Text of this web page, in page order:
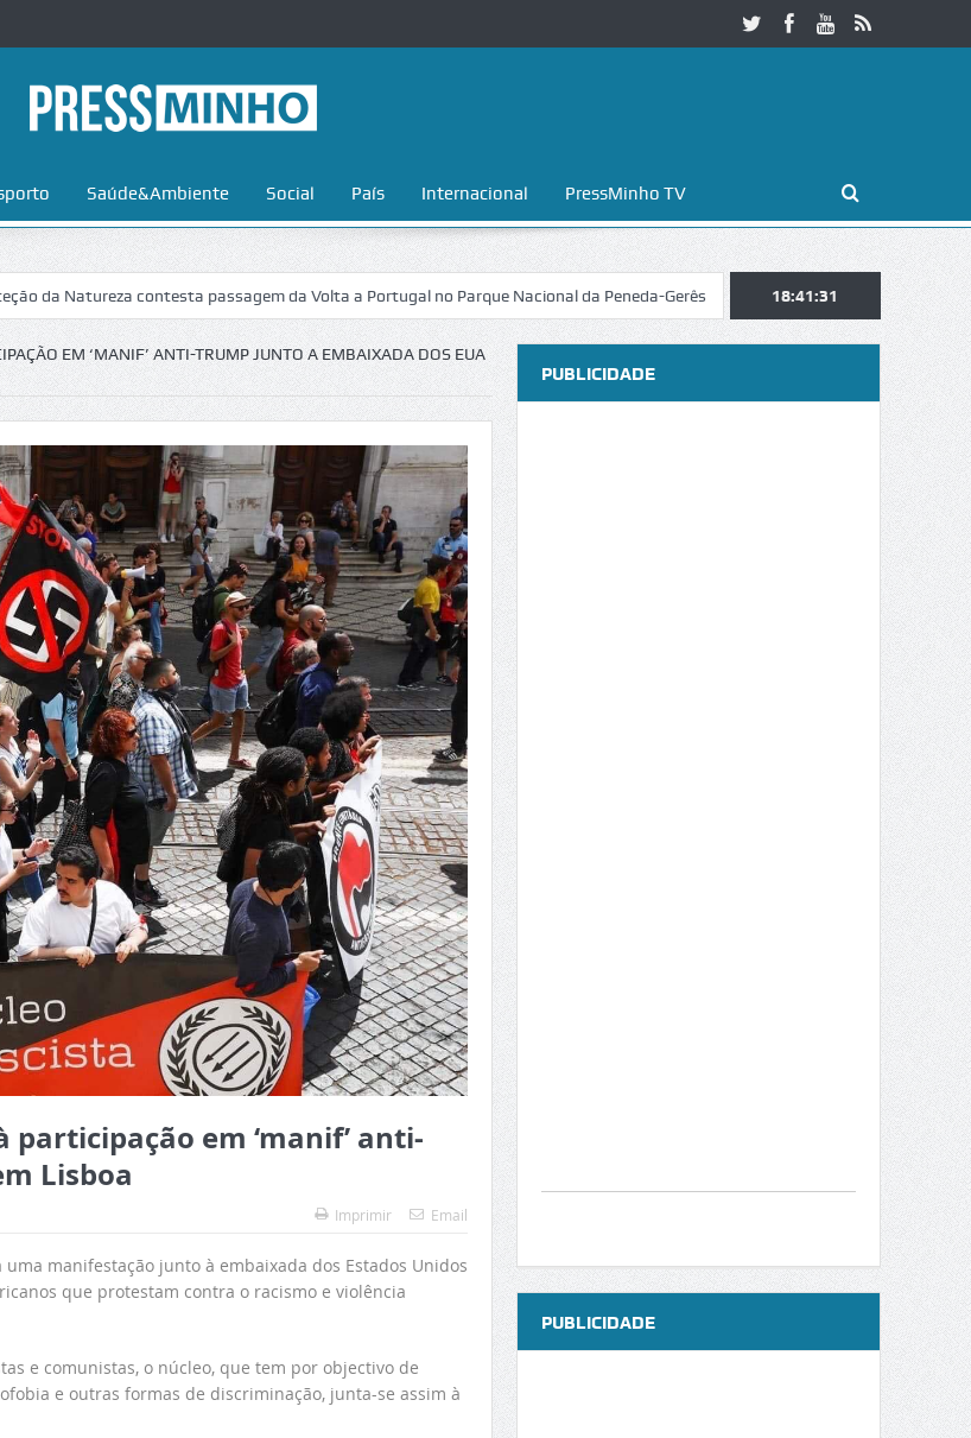
Saúde&Ambiente Social País Internacional PressMinho TV
contesta passagem da Volta a Portugal no Parque Nacional da Peneda-Gerês Esposende. Galaicofolia atrai mais de 25
18:41:32
EM ‘MANIF’ ANTI-TRUMP JUNTO A EMBAIXADA DOS EUA
em ‘manif’ anti-
Lisboa
Imprimir Email
manifestação junto à embaixada dos Estados Unidos
que protestam contra o racismo e violência
e comunistas, o núcleo, que tem por objectivo de
e outras formas de discriminação, junta-se assim à
PUBLICIDADE
PUBLICIDADE